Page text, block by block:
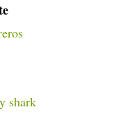
shark